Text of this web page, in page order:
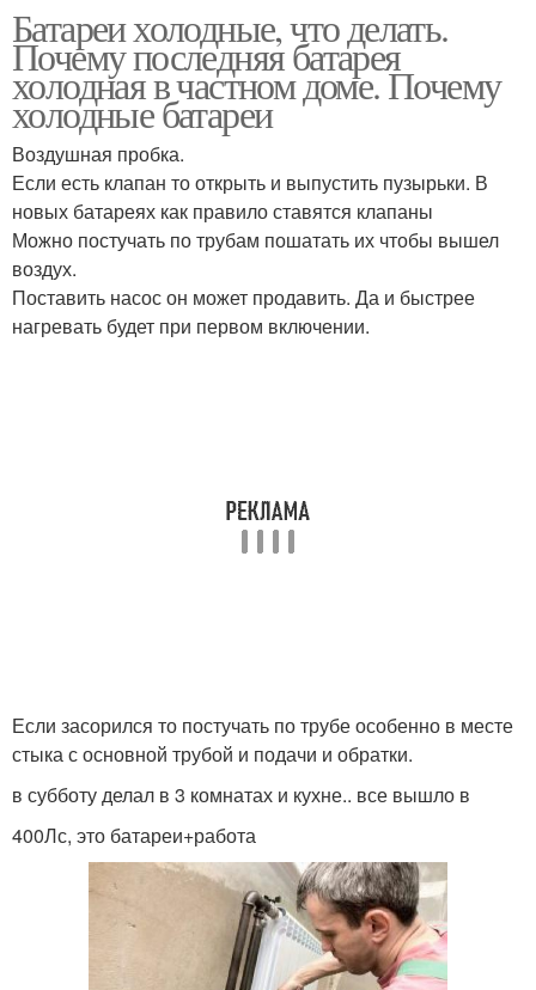
Батареи холодные, что делать.
Почему последняя батарея
холодная в частном доме. Почему
холодные батареи
Воздушная пробка.
Если есть клапан то открыть и выпустить пузырьки. В
новых батареях как правило ставятся клапаны
Можно постучать по трубам пошатать их чтобы вышел
воздух.
Поставить насос он может продавить. Да и быстрее
нагревать будет при первом включении.
Если засорился то постучать по трубе особенно в месте
стыка с основной трубой и подачи и обратки.
в субботу делал в 3 комнатах и кухне.. все вышло в
400Лс, это батареи+работа